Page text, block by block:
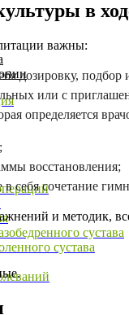
сустава
сустава
в
важны:
дозировку, подбор
или с
определяется
восстановления;
в себя сочетание
и методик,